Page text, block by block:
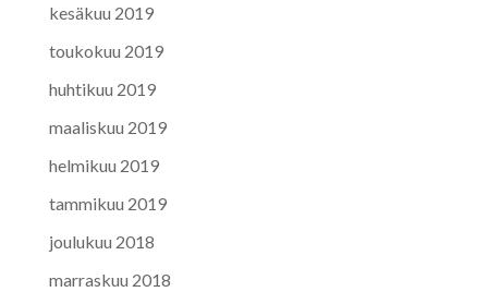
kesäkuu 2019
toukokuu 2019
huhtikuu 2019
maaliskuu 2019
helmikuu 2019
tammikuu 2019
joulukuu 2018
marraskuu 2018